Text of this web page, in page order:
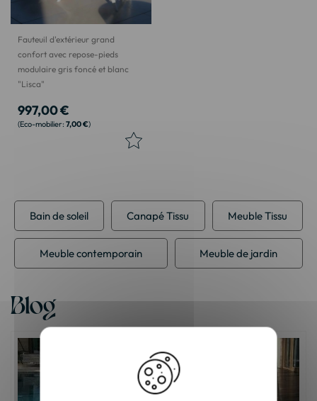
Fauteuil d'extérieur grand
confort avec repose-pieds
modulaire gris foncé et blanc
"Lisca"
997,00 €
7,00 €
Bain de soleil Canapé Tissu Meuble Tissu
Meuble contemporain Meuble de jardin
Blog